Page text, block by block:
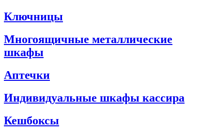
Ключницы
Многоящичные металлические
шкафы
Аптечки
Индивидуальные шкафы кассира
Кешбоксы